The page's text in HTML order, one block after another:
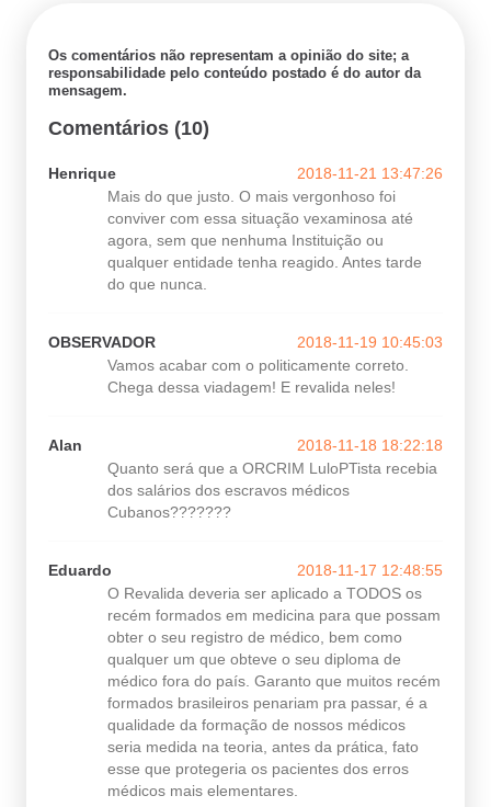
Os comentários não representam a opinião do site; a
responsabilidade pelo conteúdo postado é do autor da
mensagem.
Comentários (10)
Henrique
2018-11-21 13:47:26
Mais do que justo. O mais vergonhoso foi
conviver com essa situação vexaminosa até
agora, sem que nenhuma Instituição ou
qualquer entidade tenha reagido. Antes tarde
do que nunca.
OBSERVADOR
2018-11-19 10:45:03
Vamos acabar com o politicamente correto.
Chega dessa viadagem! E revalida neles!
Alan
2018-11-18 18:22:18
Quanto será que a ORCRIM LuloPTista recebia
dos salários dos escravos médicos
Cubanos???????
Eduardo
2018-11-17 12:48:55
O Revalida deveria ser aplicado a TODOS os
recém formados em medicina para que possam
obter o seu registro de médico, bem como
qualquer um que obteve o seu diploma de
médico fora do país. Garanto que muitos recém
formados brasileiros penariam pra passar, é a
qualidade da formação de nossos médicos
seria medida na teoria, antes da prática, fato
esse que protegeria os pacientes dos erros
médicos mais elementares.